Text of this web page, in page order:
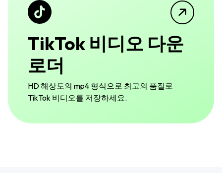
TikTok 비디오 다운
로더
HD 해상도의 mp4 형식으로 최고의 품질로
TikTok 비디오를 저장하세요.